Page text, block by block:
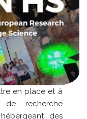
en place et à
de recherche
des